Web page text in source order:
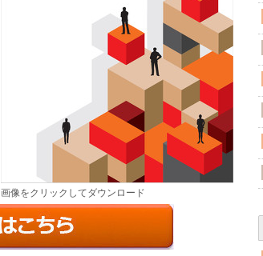
画像をクリックしてダウンロード